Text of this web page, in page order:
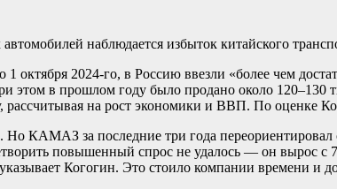
наблюдается избыток китайского
октября 2024-го, в Россию ввезли «более чем
этом в прошлом году было продано около
рассчитывая на рост экономики и ВВП. По оценке
Но КАМАЗ за последние три года
повышенный спрос не удалось — он вырос
Когогин. Это стоило компании времени и